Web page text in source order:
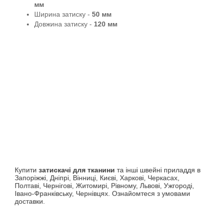
мм
Ширина затиску - 50 мм
Довжина затиску - 120 мм
Купити затискачі для тканини та інші швейні приладдя в
Запоріжжі, Дніпрі, Вінниці, Києві, Харкові, Черкасах,
Полтаві, Чернігові, Житомирі, Рівному, Львові, Ужгороді,
Івано-Франківську, Чернівцях. Ознайомтеся з умовами
доставки.